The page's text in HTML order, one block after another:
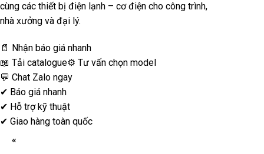
cùng các thiết bị điện lạnh – cơ điện cho công trình,
nhà xưởng và đại lý.
📄 Nhận báo giá nhanh
📖 Tải catalogue⚙️ Tư vấn chọn model
💬 Chat Zalo ngay
✔ Báo giá nhanh
✔ Hỗ trợ kỹ thuật
✔ Giao hàng toàn quốc
«